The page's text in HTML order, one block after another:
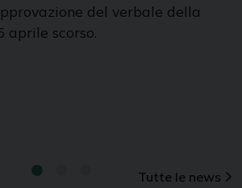
del verbale della
aprile scorso.
Tutte le news